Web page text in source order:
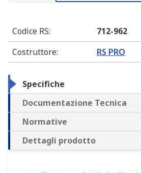
Codice RS:
712-962
Costruttore: RS PRO
Specifiche
Documentazione Tecnica
Normative
Dettagli prodotto